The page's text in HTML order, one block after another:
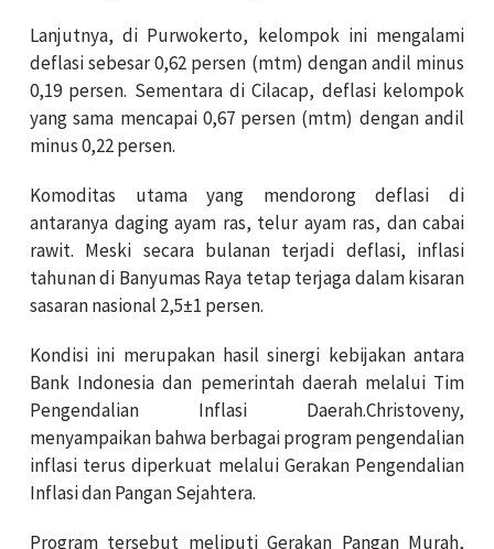
Lanjutnya, di Purwokerto, kelompok ini mengalami
deflasi sebesar 0,62 persen (mtm) dengan andil minus
0,19 persen. Sementara di Cilacap, deflasi kelompok
yang sama mencapai 0,67 persen (mtm) dengan andil
minus 0,22 persen.
Komoditas utama yang mendorong deflasi di
antaranya daging ayam ras, telur ayam ras, dan cabai
rawit. Meski secara bulanan terjadi deflasi, inflasi
tahunan di Banyumas Raya tetap terjaga dalam kisaran
sasaran nasional 2,5±1 persen.
Kondisi ini merupakan hasil sinergi kebijakan antara
Bank Indonesia dan pemerintah daerah melalui Tim
Pengendalian Inflasi Daerah.Christoveny,
menyampaikan bahwa berbagai program pengendalian
inflasi terus diperkuat melalui Gerakan Pengendalian
Inflasi dan Pangan Sejahtera.
Program tersebut meliputi Gerakan Pangan Murah,